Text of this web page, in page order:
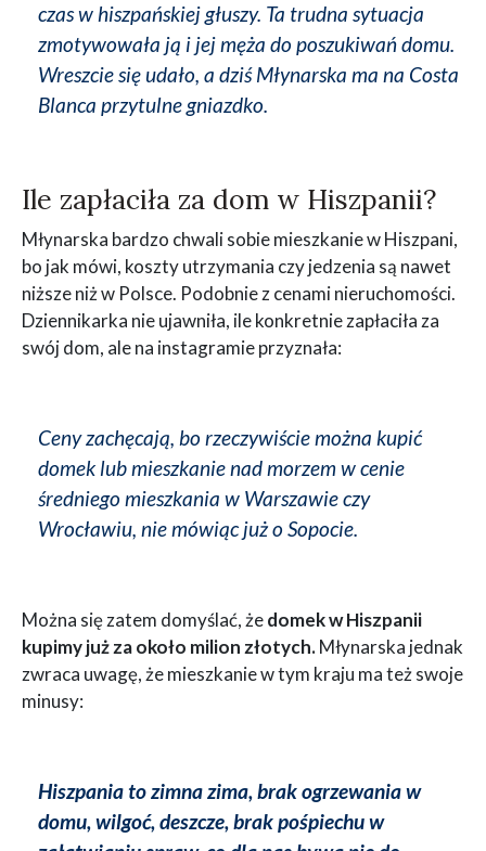
czas w hiszpańskiej głuszy. Ta trudna sytuacja
zmotywowała ją i jej męża do poszukiwań domu.
Wreszcie się udało, a dziś Młynarska ma na Costa
Blanca przytulne gniazdko.
Ile zapłaciła za dom w Hiszpanii?
Młynarska bardzo chwali sobie mieszkanie w Hiszpani,
bo jak mówi, koszty utrzymania czy jedzenia są nawet
niższe niż w Polsce. Podobnie z cenami nieruchomości.
Dziennikarka nie ujawniła, ile konkretnie zapłaciła za
swój dom, ale na instagramie przyznała:
Ceny zachęcają, bo rzeczywiście można kupić
domek lub mieszkanie nad morzem w cenie
średniego mieszkania w Warszawie czy
Wrocławiu, nie mówiąc już o Sopocie.
Można się zatem domyślać, żedomek w Hiszpanii
kupimy już za około milion złotych.Młynarska jednak
zwraca uwagę, że mieszkanie w tym kraju ma też swoje
minusy:
Hiszpania to zimna zima, brak ogrzewania w
domu, wilgoć, deszcze, brak pośpiechu w